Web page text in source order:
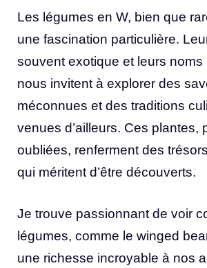
Les légumes en W, bien que
une fascination particulière.
souvent exotique et leurs noms
nous invitent à explorer des
méconnues et des traditions
venues d’ailleurs. Ces plantes,
oubliées, renferment des
qui méritent d’être découverts.
Je trouve passionnant de voir
légumes, comme le winged
une richesse incroyable à nos